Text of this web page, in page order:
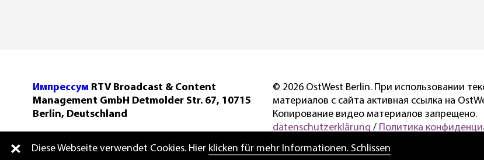
Импрессум RTV Broadcast & Content
Management GmbH Detmolder Str. 67, 10715
Berlin, Deutschland
© 2026 OstWest Berlin. При использовании
материалов с сайта активная ссылка на
Копирование видео материалов запрещено.
datenschutzerklärung / Политика
Diese Webseite verwendet Cookies. Hier klicken für mehr Informationen. Schlissen